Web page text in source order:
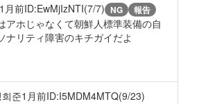
1月前ID:EwMjIzNTI(7/7) NG 報告
アホじゃなくて朝鮮人標準装備の自
ナリティ障害のキチガイだよ
준1月前ID:I5MDM4MTQ(9/23)